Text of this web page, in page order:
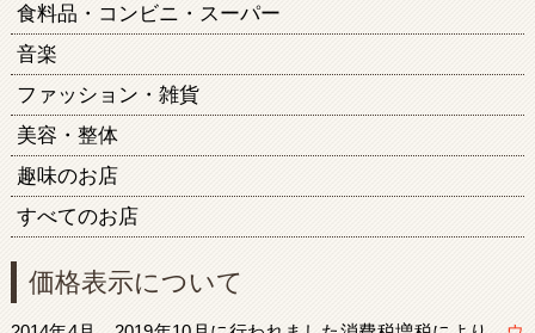
食料品・コンビニ・スーパー
音楽
ファッション・雑貨
美容・整体
趣味のお店
すべてのお店
価格表示について